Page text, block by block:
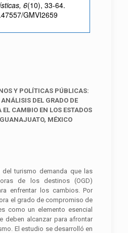
6(10), 33-64.
GMVI2659
Y POLÍTICAS PÚBLICAS:
DEL GRADO DE
CAMBIO EN LOS ESTADOS
MÉXICO
del turismo demanda que las
de los destinos (OGD)
enfrentar los cambios. Por
el grado de compromiso de
como un elemento esencial
deben alcanzar para afrontar
El estudio se desarrolló en